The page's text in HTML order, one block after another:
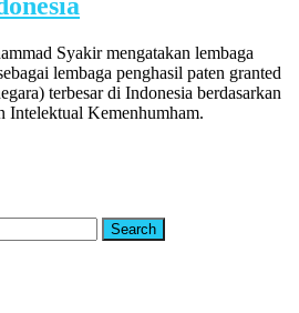
Syakir mengatakan lembaga
lembaga penghasil paten granted
terbesar di Indonesia berdasarkan
Intelektual Kemenhumham.